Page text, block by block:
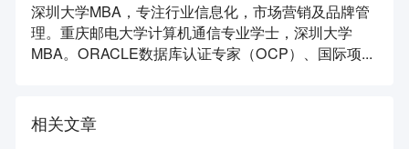
深圳大学MBA，专注行业信息化，市场营销及品牌管
理。重庆邮电大学计算机通信专业学士，深圳大学
MBA。ORACLE数据库认证专家（OCP）、国际项...
相关文章